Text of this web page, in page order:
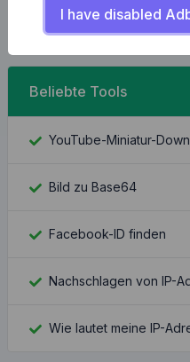
Beliebte Tools
YouTube-Miniatur-
Bild zu Base64
Facebook-ID finden
Nachschlagen von IP-
Wie lautet meine IP-
I have disabled